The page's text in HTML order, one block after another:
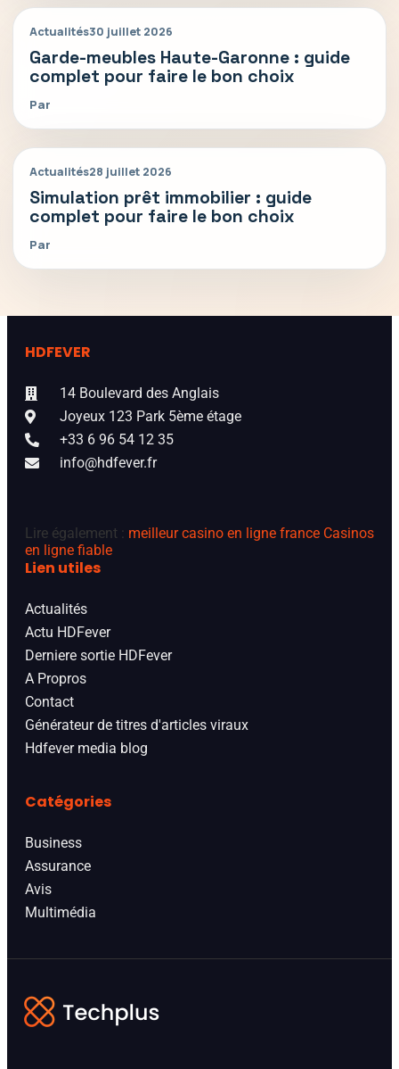
Actualités30 juillet 2026
Garde-meubles Haute-Garonne : guide
complet pour faire le bon choix
Par
Actualités28 juillet 2026
Simulation prêt immobilier : guide
complet pour faire le bon choix
Par
HDFEVER
14 Boulevard des Anglais
Joyeux 123 Park 5ème étage
+33 6 96 54 12 35
info@hdfever.fr
Lire également : meilleur casino en ligne france Casinos
en ligne fiable
Lien utiles
Actualités
Actu HDFever
Derniere sortie HDFever
A Propros
Contact
Générateur de titres d'articles viraux
Hdfever media blog
Catégories
Business
Assurance
Avis
Multimédia